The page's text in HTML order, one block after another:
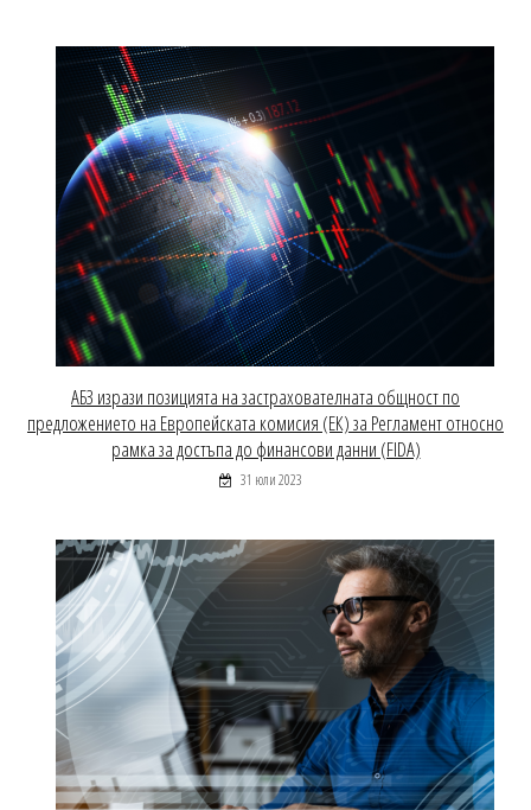
АБЗ изрази позицията на застрахователната общност по
предложението на Европейската комисия (ЕК) за Регламент относно
рамка за достъпа до финансови данни (FIDA)
31 юли 2023